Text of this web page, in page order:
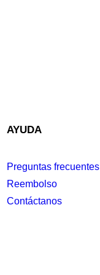
AYUDA
Preguntas frecuentes
Reembolso
Contáctanos